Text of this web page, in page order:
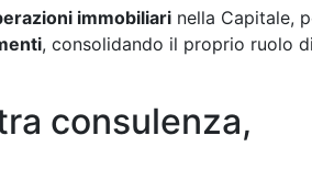
immobiliari nella Capitale,
, consolidando il proprio ruolo
consulenza,